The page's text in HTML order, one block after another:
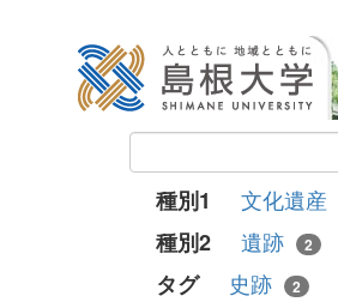
種別1 文化遺産
種別2 遺跡 2
タグ 史跡 2